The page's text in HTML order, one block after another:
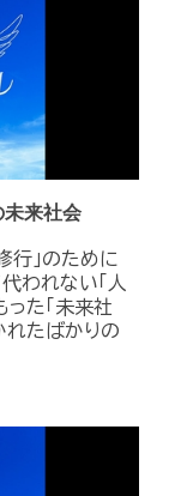
未来社会
行」のために
われない「人
た「未来社
たばかりの